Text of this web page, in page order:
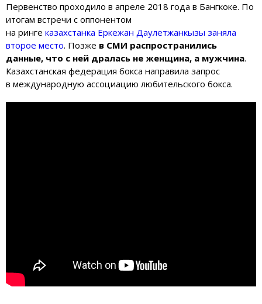
Первенство проходило в апреле 2018 года в Бангкоке. По
итогам встречи с оппонентом
на ринге казахстанка Еркежан Даулетжанкызы заняла
второе место. Позже в СМИ распространились
данные, что с ней дралась не женщина, а мужчина.
Казахстанская федерация бокса направила запрос
в международную ассоциацию любительского бокса.